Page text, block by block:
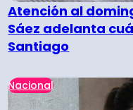
Atención al
Sáez adelanta
Santiago
Nacional